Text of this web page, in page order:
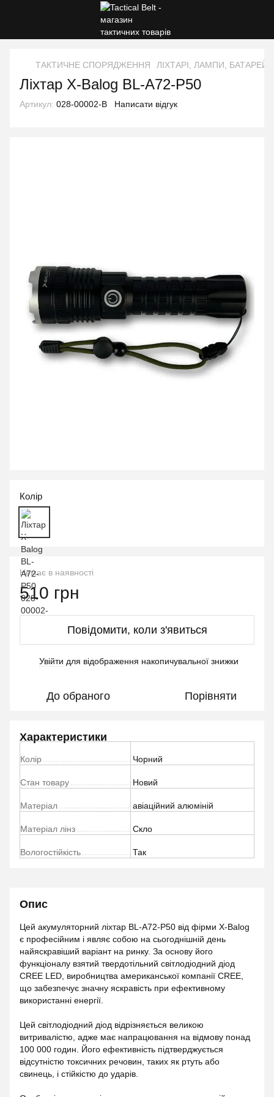
ТАКТИЧНЕ СПОРЯДЖЕННЯ ЛІХТАРІ, ЛАМПИ,
Ліхтар X-Balog BL-A72-P50
Артикул: 028-00002-B Написати відгук
Колір
Немає в наявності
510 грн
Повідомити, коли з'явиться
Увійти для відображення накопичувальної знижки
До обраного Порівняти
Характеристики
Колір Чорний
Стан товару Новий
Матеріал авіаційний алюміній
Матеріал лінз Скло
Вологостійкість Так
Опис
Цей акумуляторний ліхтар BL-A72-P50 від фірми X-Balog
є професійним і являє собою на сьогоднішній день
найяскравіший варіант на ринку. За основу його
функціоналу взятий твердотільний світлодіодний діод
CREE LED, виробництва американської компанії CREE,
що забезпечує значну яскравість при ефективному
використанні енергії.
Цей світлодіодний діод відрізняється великою
витривалістю, адже має напрацювання на відмову понад
100 000 годин. Його ефективність підтверджується
відсутністю токсичних речовин, таких як ртуть або
свинець, і стійкістю до ударів.